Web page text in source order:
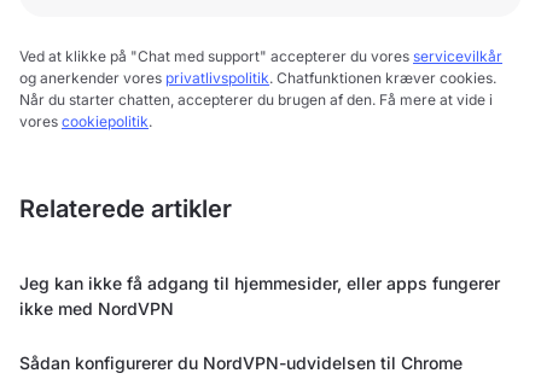
Ved at klikke på "Chat med support" accepterer du vores servicevilkår
og anerkender vores privatlivspolitik. Chatfunktionen kræver cookies.
Når du starter chatten, accepterer du brugen af den. Få mere at vide i
vores cookiepolitik.
Relaterede artikler
Jeg kan ikke få adgang til hjemmesider, eller apps fungerer
ikke med NordVPN
Sådan konfigurerer du NordVPN-udvidelsen til Chrome